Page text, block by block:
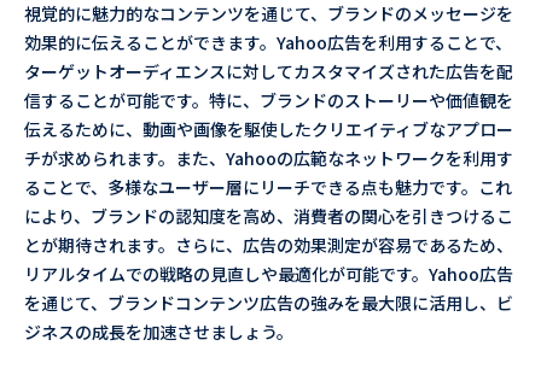
視覚的に魅力的なコンテンツを通じて、ブランドのメッセージを
効果的に伝えることができます。Yahoo広告を利用することで、
ターゲットオーディエンスに対してカスタマイズされた広告を配
信することが可能です。特に、ブランドのストーリーや価値観を
伝えるために、動画や画像を駆使したクリエイティブなアプロー
チが求められます。また、Yahooの広範なネットワークを利用す
ることで、多様なユーザー層にリーチできる点も魅力です。これ
により、ブランドの認知度を高め、消費者の関心を引きつけるこ
とが期待されます。さらに、広告の効果測定が容易であるため、
リアルタイムでの戦略の見直しや最適化が可能です。Yahoo広告
を通じて、ブランドコンテンツ広告の強みを最大限に活用し、ビ
ジネスの成長を加速させましょう。